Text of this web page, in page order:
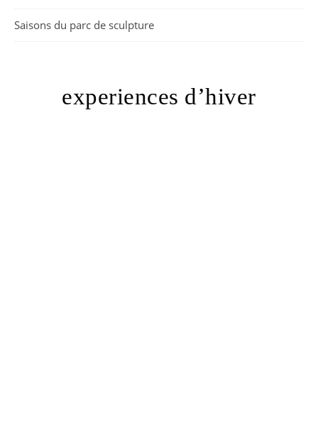
Saisons du parc de sculpture
experiences d’hiver